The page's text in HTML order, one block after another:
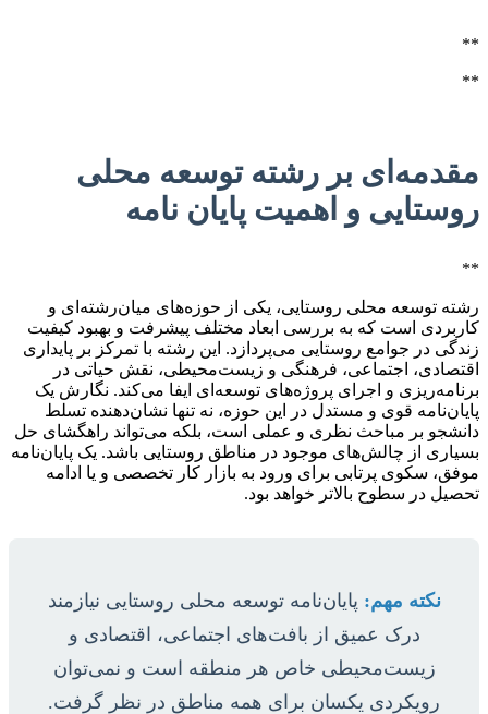
**
**
مقدمه‌ای بر رشته توسعه محلی
روستایی و اهمیت پایان نامه
**
رشته توسعه محلی روستایی، یکی از حوزه‌های میان‌رشته‌ای و
کاربردی است که به بررسی ابعاد مختلف پیشرفت و بهبود کیفیت
زندگی در جوامع روستایی می‌پردازد. این رشته با تمرکز بر پایداری
اقتصادی، اجتماعی، فرهنگی و زیست‌محیطی، نقش حیاتی در
برنامه‌ریزی و اجرای پروژه‌های توسعه‌ای ایفا می‌کند. نگارش یک
پایان‌نامه قوی و مستدل در این حوزه، نه تنها نشان‌دهنده تسلط
دانشجو بر مباحث نظری و عملی است، بلکه می‌تواند راهگشای حل
بسیاری از چالش‌های موجود در مناطق روستایی باشد. یک پایان‌نامه
موفق، سکوی پرتابی برای ورود به بازار کار تخصصی و یا ادامه
تحصیل در سطوح بالاتر خواهد بود.
نکته مهم: پایان‌نامه توسعه محلی روستایی نیازمند
درک عمیق از بافت‌های اجتماعی، اقتصادی و
زیست‌محیطی خاص هر منطقه است و نمی‌توان
رویکردی یکسان برای همه مناطق در نظر گرفت.